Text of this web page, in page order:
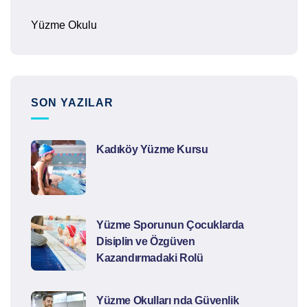
Yüzme Okulu
SON YAZILAR
Kadıköy Yüzme Kursu
Yüzme Sporunun Çocuklarda
Disiplin ve Özgüven
Kazandırmadaki Rolü
Yüzme Okulları nda Güvenlik